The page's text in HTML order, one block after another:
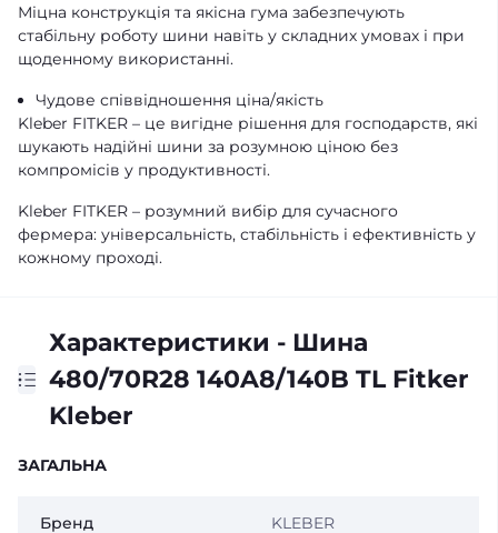
Міцна конструкція та якісна гума забезпечують
стабільну роботу шини навіть у складних умовах і при
щоденному використанні.
Чудове співвідношення ціна/якість
Kleber FITKER – це вигідне рішення для господарств, які
шукають надійні шини за розумною ціною без
компромісів у продуктивності.
Kleber FITKER – розумний вибір для сучасного
фермера: універсальність, стабільність і ефективність у
кожному проході.
Характеристики - Шина
480/70R28 140A8/140B TL Fitker
Kleber
ЗАГАЛЬНА
Бренд KLEBER